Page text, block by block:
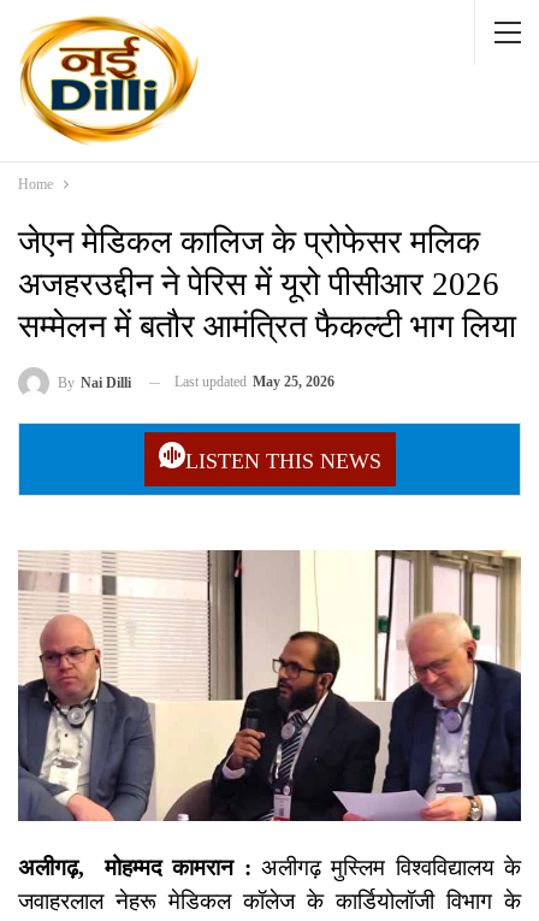
Home
जेएन मेडिकल कालिज के प्रोफेसर मलिक
अजहरउद्दीन ने पेरिस में यूरो पीसीआर 2026
सम्मेलन में बतौर आमंत्रित फैकल्टी भाग लिया
By Nai Dilli Last updated May 25, 2026
LISTEN THIS NEWS
अलीगढ़, मोहम्मद कामरान : अलीगढ़ मुस्लिम विश्वविद्यालय के
जवाहरलाल नेहरू मेडिकल कॉलेज के कार्डियोलॉजी विभाग के